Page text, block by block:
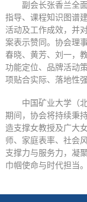
副会长张香兰全
指导、课程知识图谱
活动及工作成效，并
案表示赞同。协会理
春晓、黄芳、刘一，
功能定位、品牌活动
项贴合实际、落地性
中国矿业大学（
期间，协会将持续秉
造支撑女教授及广大
师、家庭表率、社会
支撑力与服务力，凝
巾帼使命与时代担当。